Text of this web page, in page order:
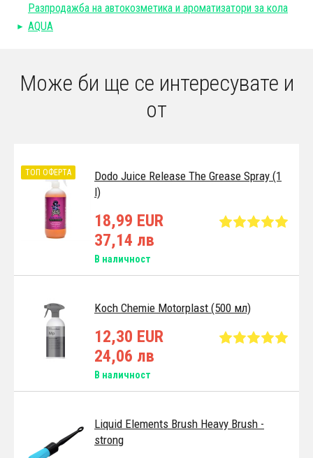
Разпродажба на автокозметика и ароматизатори за кола
AQUA
Може би ще се интересувате и
от
Dodo Juice Release The Grease Spray (1
l)
ТОП ОФЕРТА
18,99 EUR
37,14 лв
В наличност
Koch Chemie Motorplast (500 мл)
12,30 EUR
24,06 лв
В наличност
Liquid Elements Brush Heavy Brush -
strong